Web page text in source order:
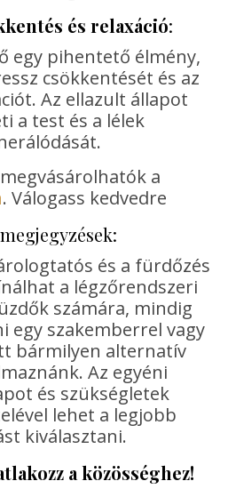
és relaxáció:
egy pihentető élmény,
csökkentését és az
Az ellazult állapot
a test és a lélek
a
. Válogass kedvedre
és a fürdőzés
a légzőrendszeri
számára, mindig
egy szakemberrel vagy
bármilyen alternatív
Az egyéni
és szükségletek
lehet a legjobb
kiválasztani.
a közösséghez!